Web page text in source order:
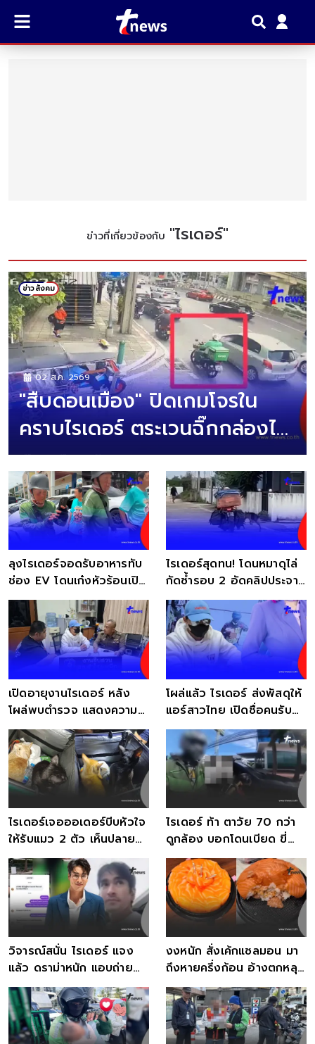
ข่าวที่เกี่ยวข้องกับ "ไรเดอร์"
ข่าวสังคม
02 ส.ค. 2569
"สืบดอนเมือง" ปิดเกมโจรใน
คราบไรเดอร์ ตระเวนฉิ๊กกล่องไฟ
ECU ขาย
ลุงไรเดอร์จอดรับอาหารทับ
ช่อง EV โดนเก๋งหัวร้อนเปิด
หน้ายับ
ไรเดอร์สุดทน! โดนหมาดุไล่
กัดซ้ำรอบ 2 อัดคลิปประจาน
เจ้าของเมิน
เปิดอายุงานไรเดอร์ หลัง
โผล่พบตำรวจ แสดงความ
บริสุทธิ์ใจ
โผล่แล้ว ไรเดอร์ ส่งพัสดุให้
แอร์สาวไทย เปิดชื่อคนรับ
ของ
ไรเดอร์เจอออเดอร์บีบหัวใจ
ให้รับแมว 2 ตัว เห็นปลาย
ทาง ทำไม่ลง
ไรเดอร์ ท้า ตาวัย 70 กว่า
ดูกล้อง บอกโดนเบียด ขี่
ตามไปถึงโรงพยาบาล
วิจารณ์สนั่น ไรเดอร์ แจง
แล้ว ดราม่าหนัก แอบถ่าย
คลิป "ณเดชน์"
งงหนัก สั่งเค้กแซลมอน มา
ถึงหายครึ่งก้อน อ้างตกหลุม
ถกสนั่นใช่หรอ